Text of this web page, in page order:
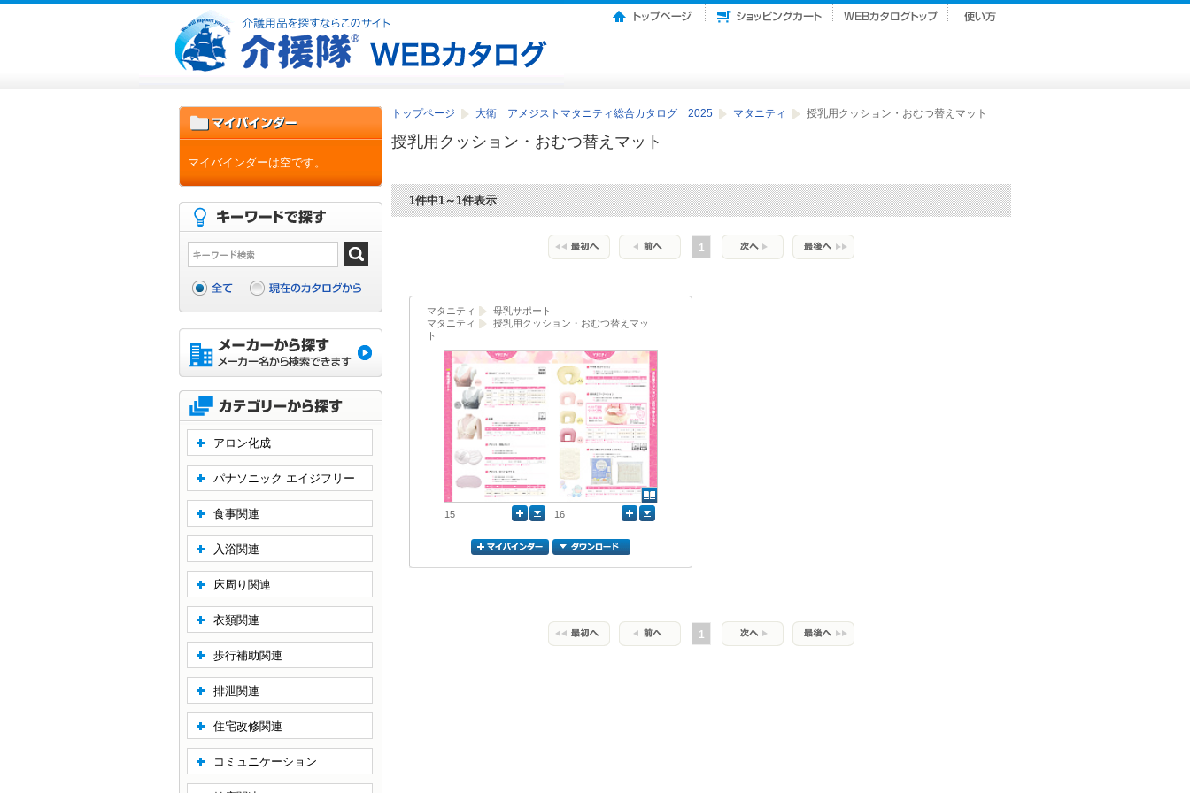
トップページ 大衛 アメジストマタニティ総合カタログ 2025 マタニティ 授乳用クッション・おむつ替えマット
授乳用クッション・おむつ替えマット
1件中1～1件表示
1
マタニティ
母乳サポート
マタニティ
授乳用クッション・おむつ替えマッ
ト
15 16
1
マイバインダーは空です。
アロン化成
パナソニック エイジフリー
食事関連
入浴関連
床周り関連
衣類関連
歩行補助関連
排泄関連
住宅改修関連
コミュニケーション